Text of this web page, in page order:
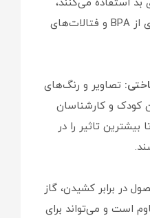
استفاده می‌کنند،
کتاب مادرکر از فوم‌های عاری از BPA و فتالات‌های
تصاویر و رنگ‌های
کودک و کارشناسان
تاثیر را در
در برابر کشیدن، گاز
است و می‌تواند برای